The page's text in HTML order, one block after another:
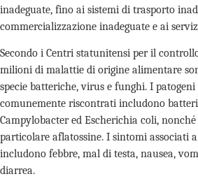
inadeguate, fino ai sistemi di trasporto
commercializzazione inadeguate e ai
Secondo i Centri statunitensi per il
milioni di malattie di origine alimentare
specie batteriche, virus e funghi. I
comunemente riscontrati includono
Campylobacter ed Escherichia coli,
particolare aflatossine. I sintomi associati
includono febbre, mal di testa, nausea,
diarrea.